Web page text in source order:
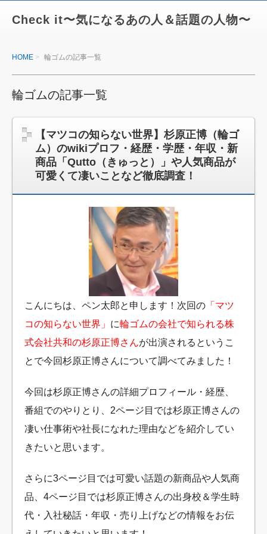
Check it〜気になるあの人＆話題の人物〜
HOME 輪ゴムの記事一覧
輪ゴムの記事一覧
【マツコの知らない世界】杉原正博（輪ゴ
ム）のwikiプロフ・経歴・学歴・年収・新
商品「Qutto（きゅっと）」や人気商品が
可愛くて凄いことなど徹底調査！
こんにちは、ペン太郎と申します！次回の 「マツ
コの知らない世界」 に輪ゴムの会社で知られる株
式会社共和の杉原正博さんが出演されるというこ
とで今回杉原正博さんについて調べてみました！
今回は杉原正博さんの詳細プロフィール・経歴、
番組でのやりとり、2ページ目では杉原正博さんの
凄い仕事術や社長になれた理由などを紹介してい
きたいと思います。
さらに3ページ目では可愛い話題の新商品や人気商
品、4ページ目では杉原正博さんの出身校＆学生時
代・入社秘話・年収・売り上げなどの情報をお伝